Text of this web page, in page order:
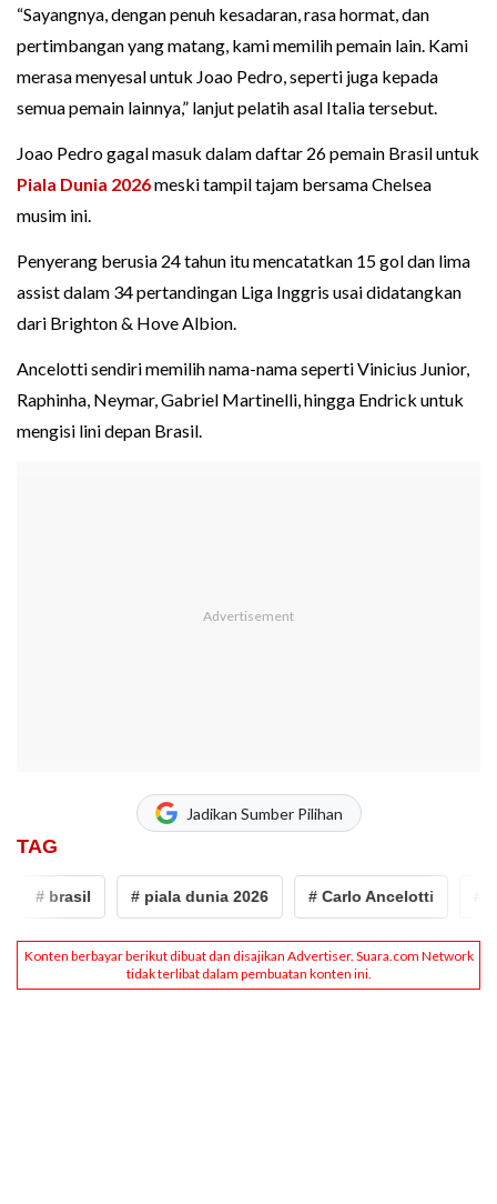
“Sayangnya, dengan penuh kesadaran, rasa hormat, dan
pertimbangan yang matang, kami memilih pemain lain. Kami
merasa menyesal untuk Joao Pedro, seperti juga kepada
semua pemain lainnya,” lanjut pelatih asal Italia tersebut.
Joao Pedro gagal masuk dalam daftar 26 pemain Brasil untuk
Piala Dunia 2026meski tampil tajam bersama Chelsea
musim ini.
Penyerang berusia 24 tahun itu mencatatkan 15 gol dan lima
assist dalam 34 pertandingan Liga Inggris usai didatangkan
dari Brighton & Hove Albion.
Ancelotti sendiri memilih nama-nama seperti Vinicius Junior,
Raphinha, Neymar, Gabriel Martinelli, hingga Endrick untuk
mengisi lini depan Brasil.
Jadikan Sumber Pilihan
TAG
# brasil # piala dunia 2026 # Carlo Ancelotti